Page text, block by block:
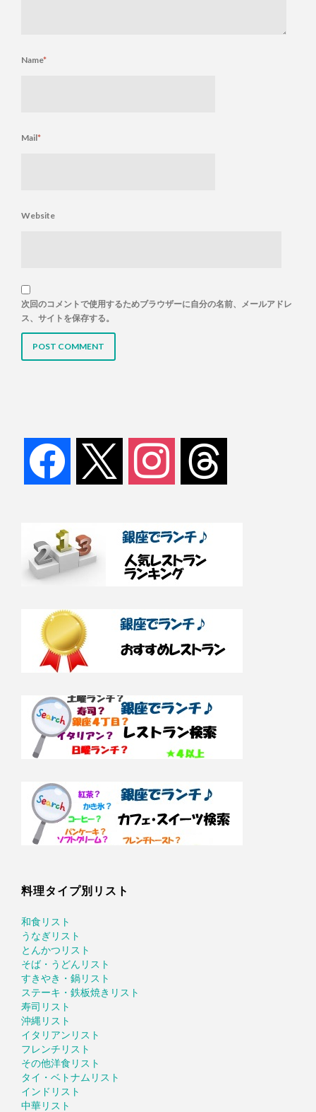
Name*
Mail*
Website
次回のコメントで使用するためブラウザーに自分の名前、メールアドレ
ス、サイトを保存する。
facebook instagram threads
料理タイプ別リスト
和食リスト
うなぎリスト
とんかつリスト
そば・うどんリスト
すきやき・鍋リスト
ステーキ・鉄板焼きリスト
寿司リスト
沖縄リスト
イタリアンリスト
フレンチリスト
その他洋食リスト
タイ・ベトナムリスト
インドリスト
中華リスト